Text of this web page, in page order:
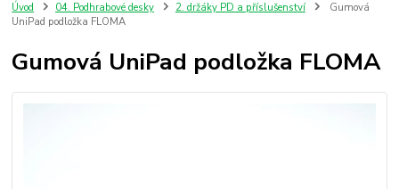
Úvod 04. Podhrabové desky 2. držáky PD a příslušenství
Gumová
UniPad podložka FLOMA
Gumová UniPad podložka FLOMA